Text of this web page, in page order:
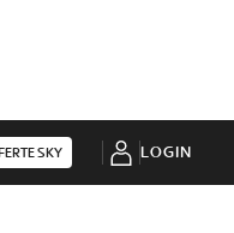
SKY LOGIN